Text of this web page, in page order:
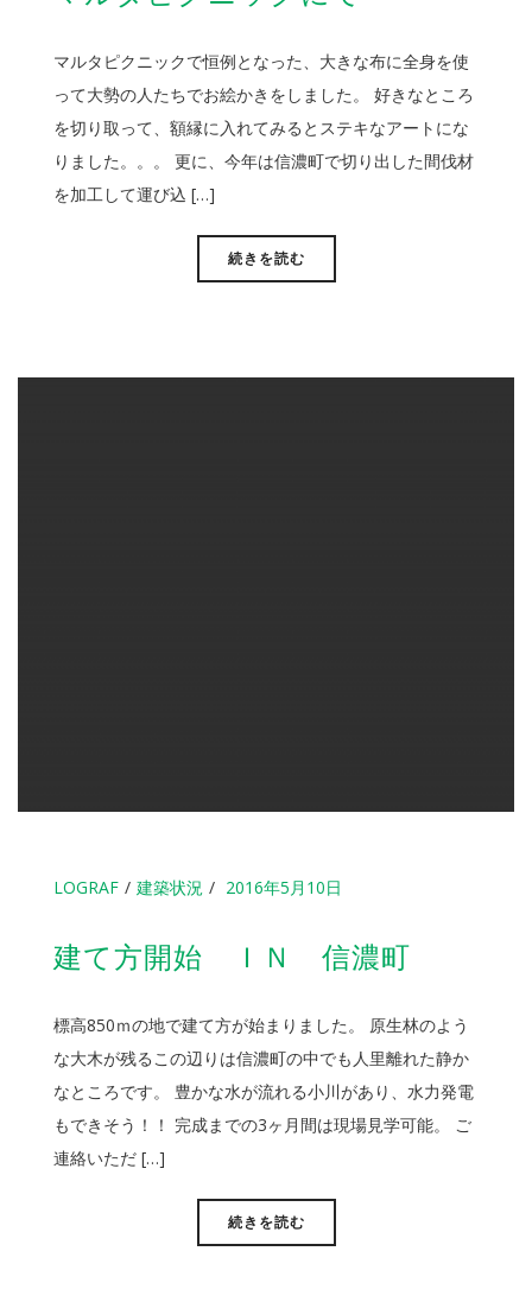
マルタピクニックで恒例となった、大きな布に全身を使
って大勢の人たちでお絵かきをしました。 好きなところ
を切り取って、額縁に入れてみるとステキなアートにな
りました。。。 更に、今年は信濃町で切り出した間伐材
を加工して運び込 […]
続きを読む
LOGRAF 建築状況 2016年5月10日
建て方開始 ＩＮ 信濃町
標高850ｍの地で建て方が始まりました。 原生林のよう
な大木が残るこの辺りは信濃町の中でも人里離れた静か
なところです。 豊かな水が流れる小川があり、水力発電
もできそう！！ 完成までの3ヶ月間は現場見学可能。 ご
連絡いただ […]
続きを読む